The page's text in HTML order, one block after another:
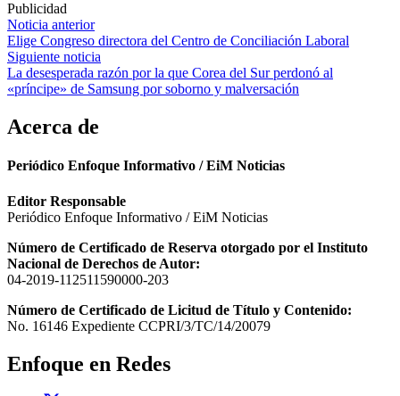
Publicidad
Navegación
de
entradas
Noticia anterior
Elige Congreso directora del Centro de Conciliación Laboral
Siguiente noticia
La desesperada razón por la que Corea del Sur perdonó al
«príncipe» de Samsung por soborno y malversación
Acerca de
Periódico Enfoque Informativo / EiM Noticias
Editor Responsable
Periódico Enfoque Informativo / EiM Noticias
Número de Certificado de Reserva otorgado por el Instituto
Nacional de Derechos de Autor:
04-2019-112511590000-203
Número de Certificado de Licitud de Título y Contenido:
No. 16146 Expediente CCPRI/3/TC/14/20079
Enfoque en Redes